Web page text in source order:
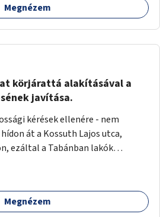
Megnézem
körjárattá alakításával a
javítása.
kérések ellenére - nem
át a Kossuth Lajos utca,
ezáltal a Tabánban lakók
ahol iskola és óvoda is van a
lenne, ha a 178-as
Megnézem